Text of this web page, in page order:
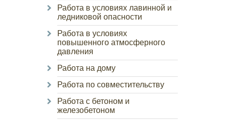
Работа в условиях лавинной и
ледниковой опасности
Работа в условиях
повышенного атмосферного
давления
Работа на дому
Работа по совместительству
Работа с бетоном и
железобетоном